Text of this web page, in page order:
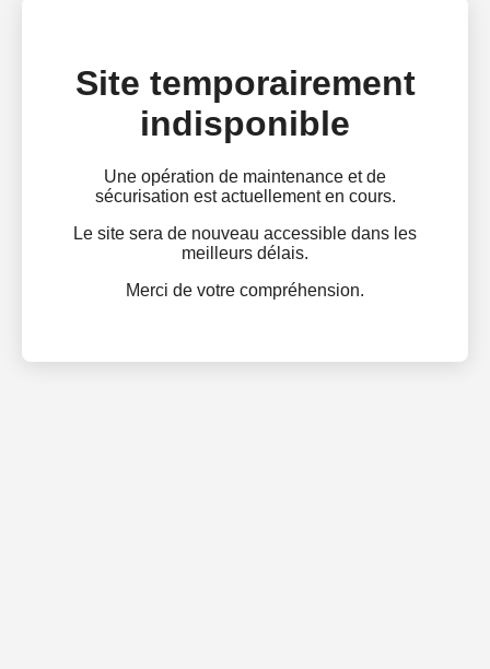
Site temporairement
indisponible
Une opération de maintenance et de
sécurisation est actuellement en cours.
Le site sera de nouveau accessible dans les
meilleurs délais.
Merci de votre compréhension.